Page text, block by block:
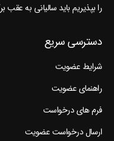
را بپذیریم باید سالیانی به عقب
دسترسی سریع
شرایط عضویت
راهنمای عضویت
فرم های درخواست
ارسال درخواست عضویت